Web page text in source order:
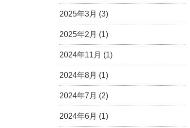
2025年3月 (3)
2025年2月 (1)
2024年11月 (1)
2024年8月 (1)
2024年7月 (2)
2024年6月 (1)